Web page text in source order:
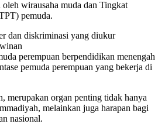
wirausaha muda dan Tingkat
pemuda.
dan diskriminasi yang diukur
perempuan berpendidikan menengah
pemuda perempuan yang bekerja di
organ penting tidak hanya
melainkan juga harapan bagi
nasional.